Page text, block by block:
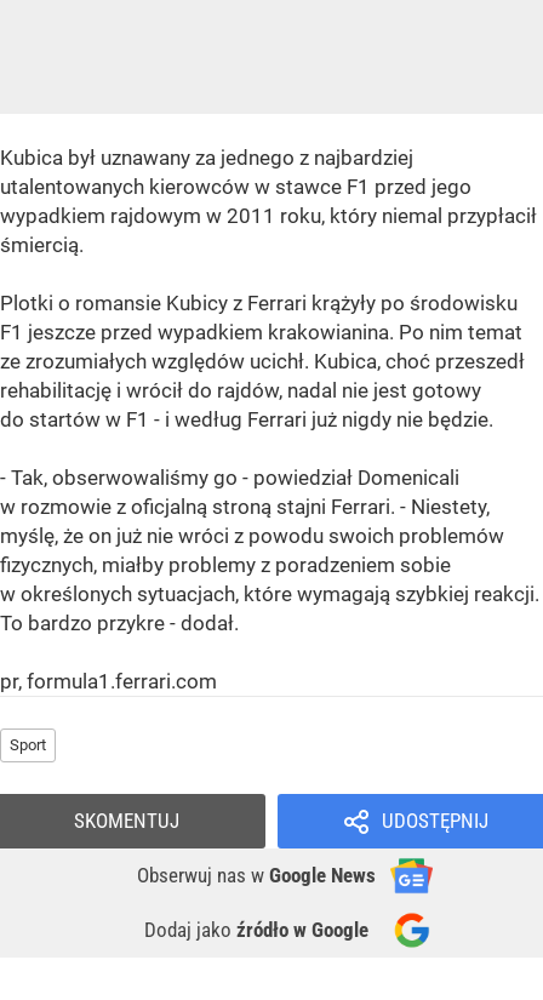
Kubica był uznawany za jednego z najbardziej
utalentowanych kierowców w stawce F1 przed jego
wypadkiem rajdowym w 2011 roku, który niemal przypłacił
śmiercią.
Plotki o romansie Kubicy z Ferrari krążyły po środowisku
F1 jeszcze przed wypadkiem krakowianina. Po nim temat
ze zrozumiałych względów ucichł. Kubica, choć przeszedł
rehabilitację i wrócił do rajdów, nadal nie jest gotowy
do startów w F1 - i według Ferrari już nigdy nie będzie.
- Tak, obserwowaliśmy go - powiedział Domenicali
w rozmowie z oficjalną stroną stajni Ferrari. - Niestety,
myślę, że on już nie wróci z powodu swoich problemów
fizycznych, miałby problemy z poradzeniem sobie
w określonych sytuacjach, które wymagają szybkiej reakcji.
To bardzo przykre - dodał.
pr, formula1.ferrari.com
Sport
UDOSTĘPNIJ
Obserwuj nas w Google News
Dodaj jako źródło w Google
SKOMENTUJ